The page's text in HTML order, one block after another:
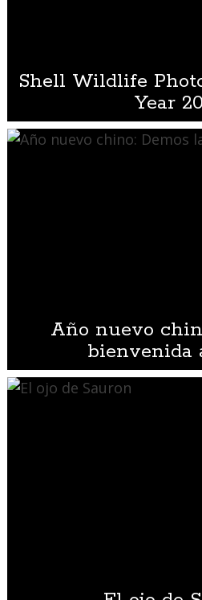
Shell Wildlife
Year
Año nuevo
bienvenida